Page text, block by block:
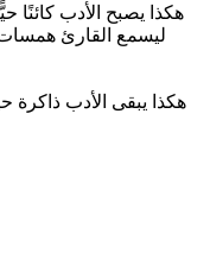
هكذا يصبح الأدب
ليسمع القارئ همسات
هكذا يبقى الأدب ذاكرة